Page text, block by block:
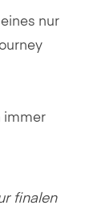
nur
immer
finalen